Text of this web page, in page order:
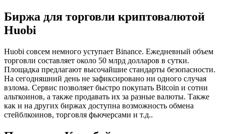
Биржа для торговли криптовалютой
Huobi
Huobi совсем немного уступает Binance. Ежедневный объем
торговли составляет около 50 млрд долларов в сутки.
Площадка предлагают высочайшие стандарты безопасности.
На сегодняшний день не зафиксировано ни одного случая
взлома. Сервис позволяет быстро покупать Bitcoin и сотни
альткоинов, а также продавать их за разные валюты. Также
как и на других биржах доступна возможность обмена
стейблкоинов, торговля фьючерсами и т.д..